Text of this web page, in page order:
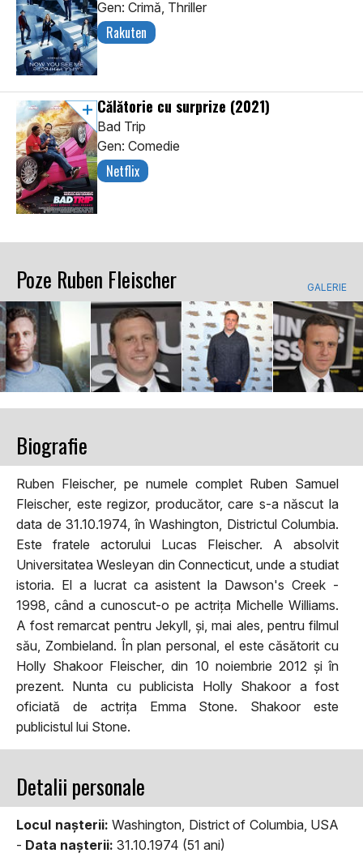
Gen: Crimă, Thriller
Rakuten
Călătorie cu surprize (2021)
Bad Trip
Gen: Comedie
Netflix
Poze Ruben Fleischer GALERIE
Biografie
Ruben Fleischer, pe numele complet Ruben Samuel
Fleischer, este regizor, producător, care s-a născut la
data de 31.10.1974, în Washington, Districtul Columbia.
Este fratele actorului Lucas Fleischer. A absolvit
Universitatea Wesleyan din Connecticut, unde a studiat
istoria. El a lucrat ca asistent la Dawson's Creek -
1998, când a cunoscut-o pe actrița Michelle Williams.
A fost remarcat pentru Jekyll, și, mai ales, pentru filmul
său, Zombieland. În plan personal, el este căsătorit cu
Holly Shakoor Fleischer, din 10 noiembrie 2012 și în
prezent. Nunta cu publicista Holly Shakoor a fost
oficiată de actrița Emma Stone. Shakoor este
publicistul lui Stone.
Detalii personale
Locul naşterii: Washington, District of Columbia, USA
- Data naşterii: 31.10.1974 (51 ani)